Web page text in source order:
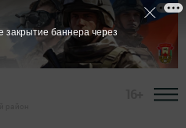
закрытие баннера через